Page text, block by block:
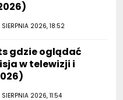
SIERPNIA 2026, 18:52
gdzie oglądać
w telewizji i
2026, 11:54